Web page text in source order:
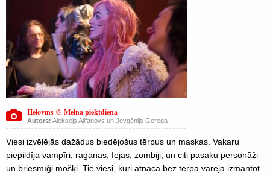
Helovīns @ Melnā piektdiena
Autors: Aleksejs Aļifanovs un Jevgēnijs Gerega
Viesi izvēlējās dažādus biedējošus tērpus un maskas. Vakaru
piepildīja vampīri, raganas, fejas, zombiji, un citi pasaku personāži
un briesmīģi mošķi. Tie viesi, kuri atnāca bez tērpa varēja izmantot